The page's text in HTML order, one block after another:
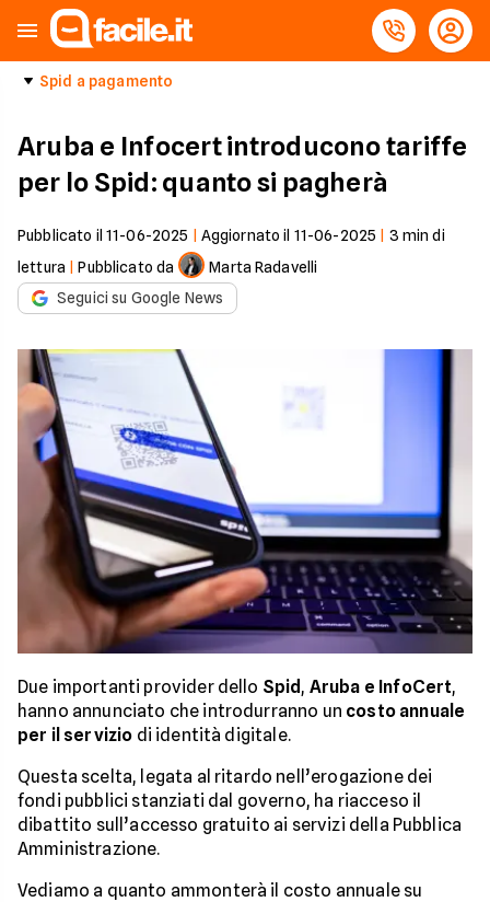
Spid a pagamento
Aruba e Infocert introducono tariffe
per lo Spid: quanto si pagherà
Pubblicato il 11-06-2025 Aggiornato il 11-06-2025 3 min di
lettura |Pubblicato da
Marta Radavelli
Seguici su Google News
Due importanti provider dello Spid , Aruba e InfoCert,
hanno annunciato che introdurranno un costo annuale
per il servizio di identità digitale.
Questa scelta, legata al ritardo nell’erogazione dei
fondi pubblici stanziati dal governo, ha riacceso il
dibattito sull’accesso gratuito ai servizi della Pubblica
Amministrazione.
Vediamo a quanto ammonterà il costo annuale su